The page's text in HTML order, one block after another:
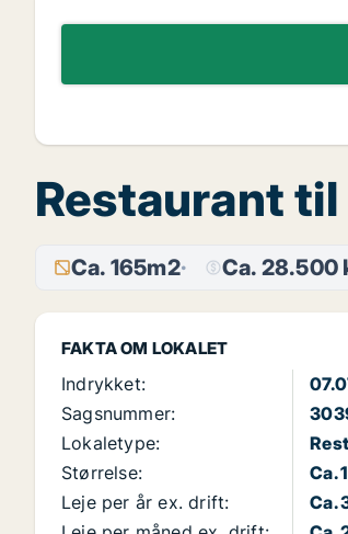
Restaurant til
Ca. 165m2 Ca. 28.500
FAKTA OM LOKALET
Indrykket:
Sagsnummer:
Lokaletype:
Størrelse:
Ca.
Leje per år ex. drift:
Ca.